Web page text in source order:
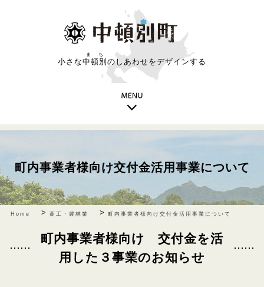
小さな中頓別
まち
のしあわせをデザインする
町内事業者様向け交付金活用事業について
Home > 商工・農林業 > 町内事業者様向け交付金活用事業について
町内事業者様向け 交付金を活
用した３事業のお知らせ